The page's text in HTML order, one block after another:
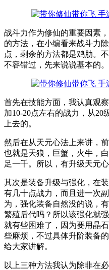
战斗力作为修仙的重要因素
的方法，在小编看来战斗力
点，剩余的方法都是鸡肋。
不容错过，先来说说基本的。
首先在技能方面，我认真观
加10-20点左右的战力，从20
上去的。
然后在从天元心法上来讲，
也就是天狼，巨蟹，火牛，
足一千。所以，有升级天元
其次是装备升级与强化，在
有几十点战力，而且进一次
为，强化装备自然没的说，
繁殖后代吗？所以该强化就
就有些困难了，因为要用晶
些麻烦，不过具体升阶装备
给大家讲解。
以上三种方法我认为除非在